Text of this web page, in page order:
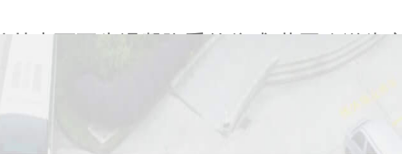
朴素而不失温馨隆重的仪式,共同欢送为